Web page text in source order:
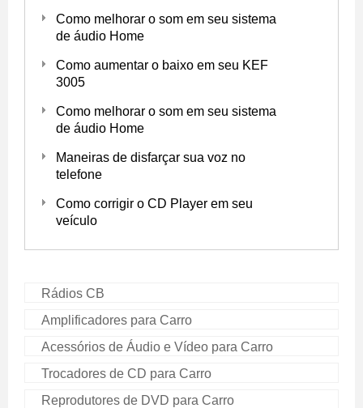
Como melhorar o som em seu sistema
de áudio Home
Como aumentar o baixo em seu KEF
3005
Como melhorar o som em seu sistema
de áudio Home
Maneiras de disfarçar sua voz no
telefone
Como corrigir o CD Player em seu
veículo
Rádios CB
Amplificadores para Carro
Acessórios de Áudio e Vídeo para Carro
Trocadores de CD para Carro
Reprodutores de DVD para Carro